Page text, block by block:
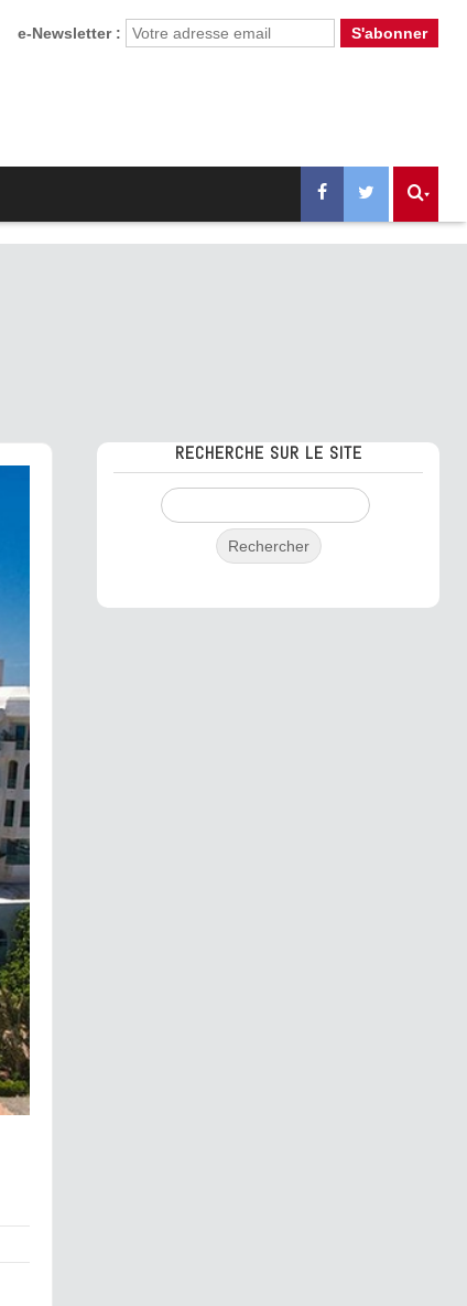
e-Newsletter :
RECHERCHE SUR LE SITE